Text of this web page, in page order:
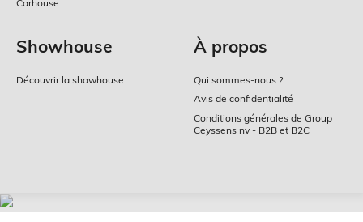
Carhouse
Showhouse
Découvrir la showhouse
À propos
Qui sommes-nous ?
Avis de confidentialité
Conditions générales de Group
Ceyssens nv - B2B et B2C